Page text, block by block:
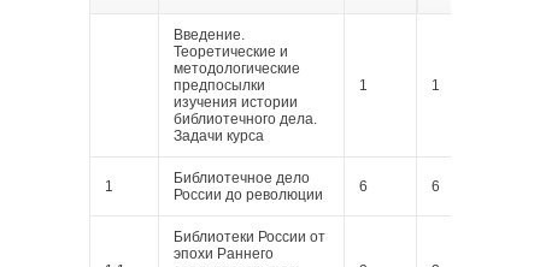
Введение.
Теоретические и
методологические
предпосылки
изучения истории
библиотечного дела.
Задачи курса
1 1
1
Библиотечное дело
России до революции
6 6
Библиотеки России от
эпохи Раннего